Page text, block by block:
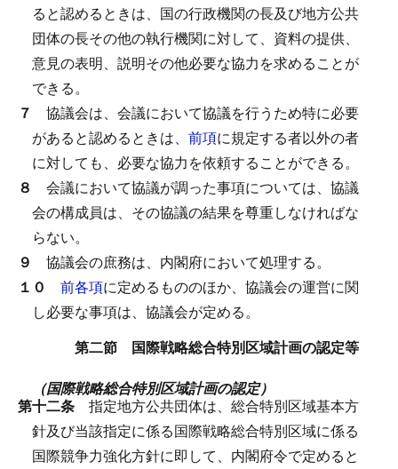
ると認めるときは、国の行政機関の長及び地方公共
団体の長その他の執行機関に対して、資料の提供、
意見の表明、説明その他必要な協力を求めることが
できる。
７ 協議会は、会議において協議を行うため特に必要
があると認めるときは、 前項に規定する者以外の者
に対しても、必要な協力を依頼することができる。
８ 会議において協議が調った事項については、協議
会の構成員は、その協議の結果を尊重しなければな
らない。
９ 協議会の庶務は、内閣府において処理する。
１０ 前各項に定めるもののほか、協議会の運営に関
し必要な事項は、協議会が定める。
第二節 国際戦略総合特別区域計画の認定等
（国際戦略総合特別区域計画の認定）
第十二条 指定地方公共団体は、総合特別区域基本方
針及び当該指定に係る国際戦略総合特別区域に係る
国際競争力強化方針に即して、内閣府令で定めると